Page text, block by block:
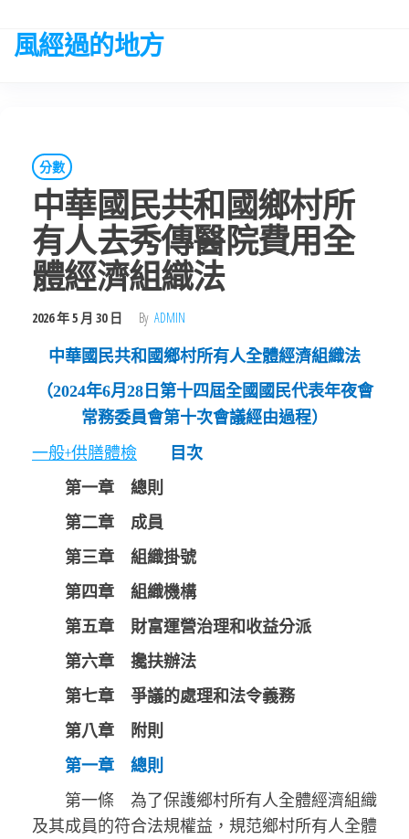
the
風經過的地方
分數
中華國民共和國鄉村所
有人去秀傳醫院費用全
體經濟組織法
2026 年 5 月 30 日 By ADMIN
中華國民共和國鄉村所有人全體經濟組織法
（2024年6月28日第十四屆全國國民代表年夜會
常務委員會第十次會議經由過程）
一般+供膳體檢
目次
第一章 總則
第二章 成員
第三章 組織掛號
第四章 組織機構
第五章 財富運營治理和收益分派
第六章 攙扶辦法
第七章 爭議的處理和法令義務
第八章 附則
第一章 總則
第一條 為了保護鄉村所有人全體經濟組織
及其成員的符合法規權益，規范鄉村所有人全體